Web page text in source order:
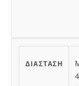
ΔΙΆΣΤΑΣΗ